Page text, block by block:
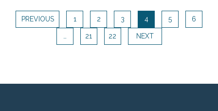
PREVIOUS 1 2 3 4 5 6
… 21 22 NEXT